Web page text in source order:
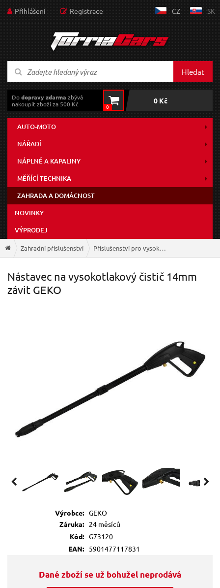
Přihlášení Registrace CZ SK
Hledat
Dodopravy zdarma zbývá
nakoupit zboží za 500 Kč
0
0 Kč
AUTO-MOTO
NÁŘADÍ
NÁPLNĚ A KAPALINY
MĚŘÍCÍ TECHNIKA
ZAHRADA A DOMÁCNOST
NOVINKY
VÝPRODEJ
Zahradní příslušenství Příslušenství pro vysokotlaké čističe
Nástavec na vysokotlakový čistič 14mm
závit GEKO
Výrobce: GEKO
Záruka:
24 měsíců
Kód: G73120
EAN:
5901477117831
Dané zboží se už bohužel neprodává